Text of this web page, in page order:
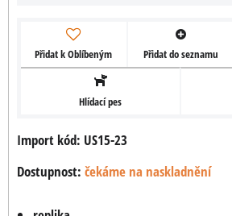
Přidat k Oblíbeným Přidat do seznamu
Hlídací pes
Import kód: US15-23
Dostupnost: čekáme na naskladnění